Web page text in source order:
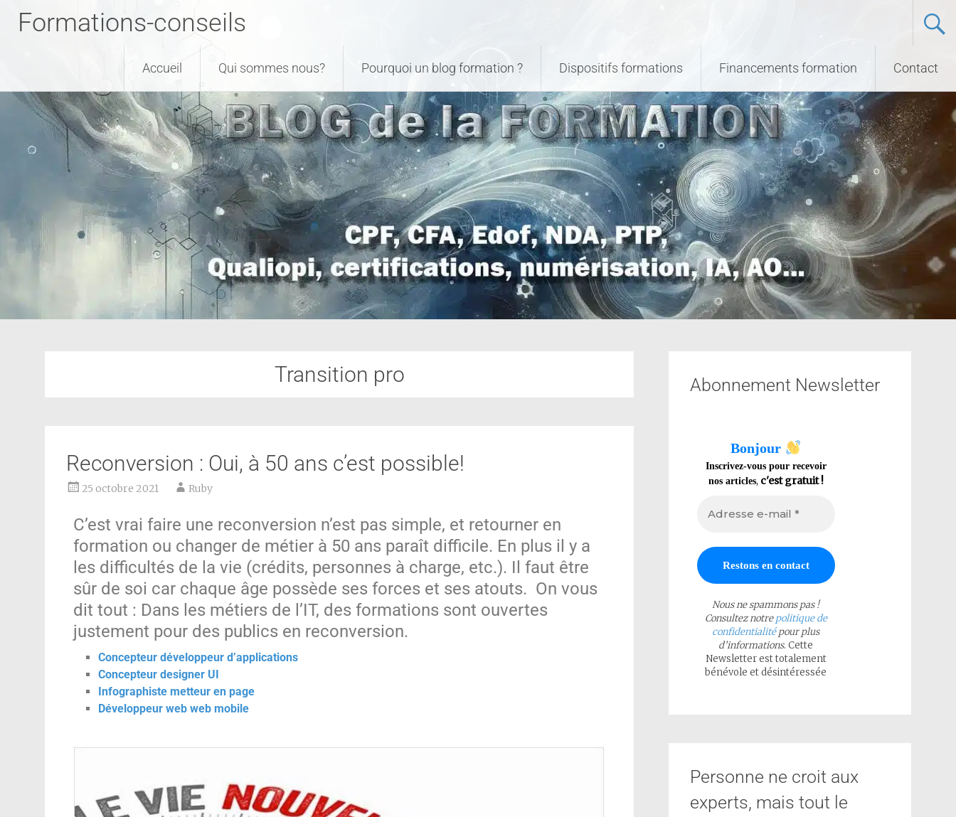
Formations-conseils
Accueil Qui sommes nous? Pourquoi un blog formation ? Dispositifs formations Financements formation Contact
Transition pro
Reconversion : Oui, à 50 ans c’est possible!
25 octobre 2021 Ruby
C’est vrai faire une reconversion n’est pas simple, et retourner en
formation ou changer de métier à 50 ans paraît difficile. En plus il y a
les difficultés de la vie (crédits, personnes à charge, etc.). Il faut être
sûr de soi car chaque âge possède ses forces et ses atouts. On vous
dit tout : Dans les métiers de l’IT, des formations sont ouvertes
justement pour des publics en reconversion.
Concepteur développeur d’applications
Concepteur designer UI
Infographiste metteur en page
Développeur web web mobile
Abonnement Newsletter
Bonjour
Inscrivez-vous pour recevoir
nos articles, c'est gratuit !
Nous ne spammons pas !
Consultez notrepolitique de
confidentialitépour plus
d’informations. Cette
Newsletter est totalement
bénévole et désintéressée
Personne ne croit aux
experts, mais tout le